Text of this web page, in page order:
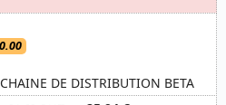
DE DISTRIBUTION BETA